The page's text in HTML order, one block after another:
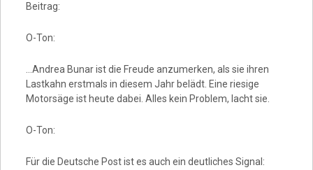
Beitrag:
O-Ton:
…Andrea Bunar ist die Freude anzumerken, als sie ihren
Lastkahn erstmals in diesem Jahr belädt. Eine riesige
Motorsäge ist heute dabei. Alles kein Problem, lacht sie.
O-Ton:
Für die Deutsche Post ist es auch ein deutliches Signal: